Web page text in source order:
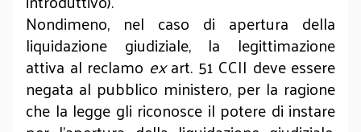
Nondimeno, nel caso di apertura della
liquidazione giudiziale, la legittimazione
attiva al reclamo exart. 51 CCII deve essere
negata al pubblico ministero, per la ragione
che la legge gli riconosce il potere di instare